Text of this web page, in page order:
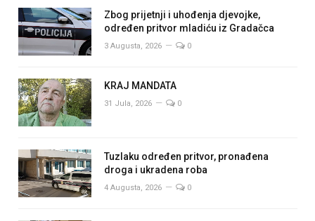
Zbog prijetnji i uhođenja djevojke,
određen pritvor mladiću iz Gradačca
3 Augusta, 2026 0
KRAJ MANDATA
31 Jula, 2026 0
Tuzlaku određen pritvor, pronađena
droga i ukradena roba
4 Augusta, 2026 0